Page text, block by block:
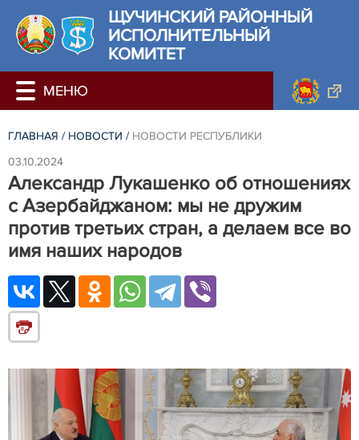
ЩУЧИНСКИЙ РАЙОННЫЙ
ИСПОЛНИТЕЛЬНЫЙ
КОМИТЕТ
ГЛАВНАЯ / НОВОСТИ / НОВОСТИ РЕСПУБЛИКИ
03.10.2024
Александр Лукашенко об отношениях
с Азербайджаном: мы не дружим
против третьих стран, а делаем все во
имя наших народов